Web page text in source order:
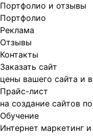
Портфолио и отзывы
Портфолио
Реклама
Отзывы
Контакты
Заказать сайт
цены вашего сайта и
Прайс-лист
на создание сайтов
Обучение
Интернет маркетинг